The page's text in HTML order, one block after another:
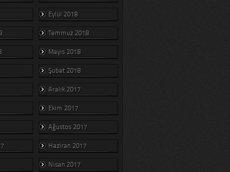
Eylül 2018
Temmuz 2018
Mayıs 2018
Şubat 2018
Aralık 2017
Ekim 2017
Ağustos 2017
Haziran 2017
Nisan 2017